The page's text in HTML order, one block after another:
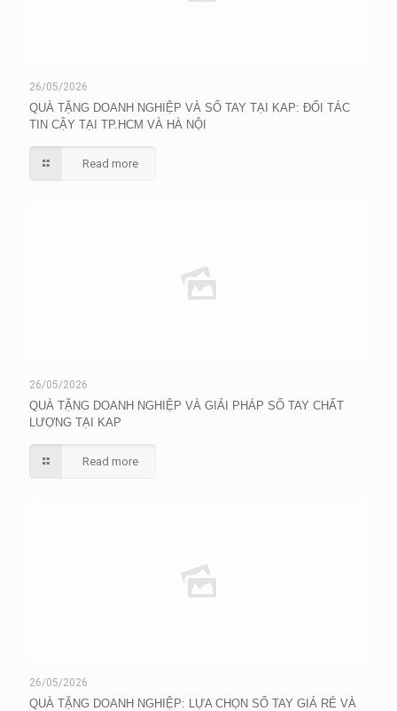
26/05/2026
QUÀ TẶNG DOANH NGHIỆP VÀ SỔ TAY TẠI KAP: ĐỐI TÁC
TIN CẬY TẠI TP.HCM VÀ HÀ NỘI
Read more
26/05/2026
QUÀ TẶNG DOANH NGHIỆP VÀ GIẢI PHÁP SỔ TAY CHẤT
LƯỢNG TẠI KAP
Read more
26/05/2026
QUÀ TẶNG DOANH NGHIỆP: LỰA CHỌN SỔ TAY GIÁ RẺ VÀ